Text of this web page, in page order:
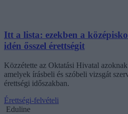
Itt a lista: ezekben a
idén ősszel érettségit
Közzétette az Oktatási Hivatal
amelyek írásbeli és szóbeli vizsgát
érettségi időszakban.
Érettségi-felvételi
Eduline